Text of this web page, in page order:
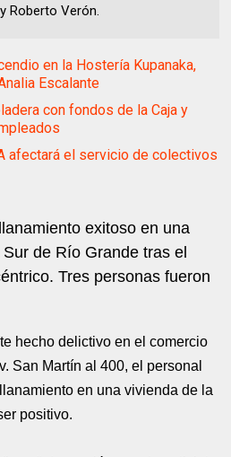
Roberto Verón.
en la Hostería Kupanaka,
Escalante
con fondos de la Caja y
afectará el servicio de colectivos
exitoso en una
de Río Grande tras el
Tres personas fueron
hecho delictivo en el comercio
San Martín al 400, el personal
en una vivienda de la
positivo.